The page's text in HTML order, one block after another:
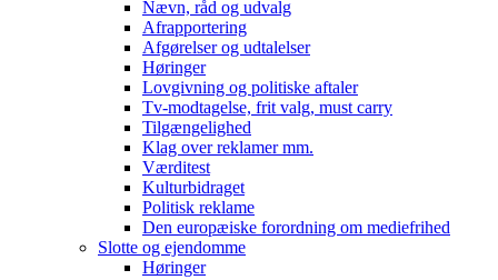
Nævn, råd og udvalg
Afrapportering
Afgørelser og udtalelser
Høringer
Lovgivning og politiske aftaler
Tv-modtagelse, frit valg, must carry
Tilgængelighed
Klag over reklamer mm.
Værditest
Kulturbidraget
Politisk reklame
Den europæiske forordning om mediefrihed
Slotte og ejendomme
Høringer